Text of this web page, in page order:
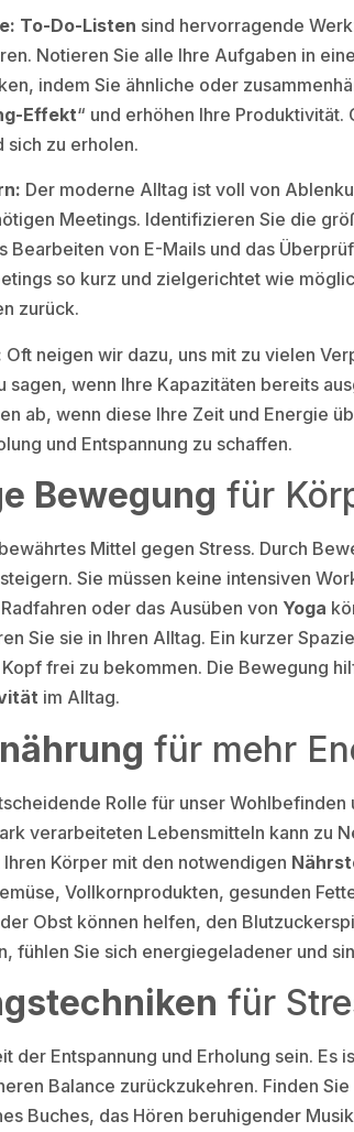
To-Do-Listen sind hervorragende
Notieren Sie alle Ihre Aufgaben in
indem Sie ähnliche oder
Effekt“ und erhöhen Ihre
sich zu erholen.
Der moderne Alltag ist voll von
Meetings. Identifizieren Sie die
Bearbeiten von E-Mails und das
so kurz und zielgerichtet wie
zurück.
Oft neigen wir dazu, uns mit zu vielen
sagen, wenn Ihre Kapazitäten bereits
ab, wenn diese Ihre Zeit und Energie
und Entspannung zu schaffen.
Bewegung für
Mittel gegen Stress. Durch
Sie müssen keine intensiven
oder das Ausüben von Yoga
Sie sie in Ihren Alltag. Ein kurzer
frei zu bekommen. Die Bewegung
im Alltag.
für mehr
Rolle für unser
verarbeiteten Lebensmitteln kann zu
Körper mit den notwendigen
Vollkornprodukten, gesunden
Obst können helfen, den
fühlen Sie sich energiegeladener und
für
der Entspannung und Erholung sein. Es
Balance zurückzukehren. Finden
Buches, das Hören beruhigender